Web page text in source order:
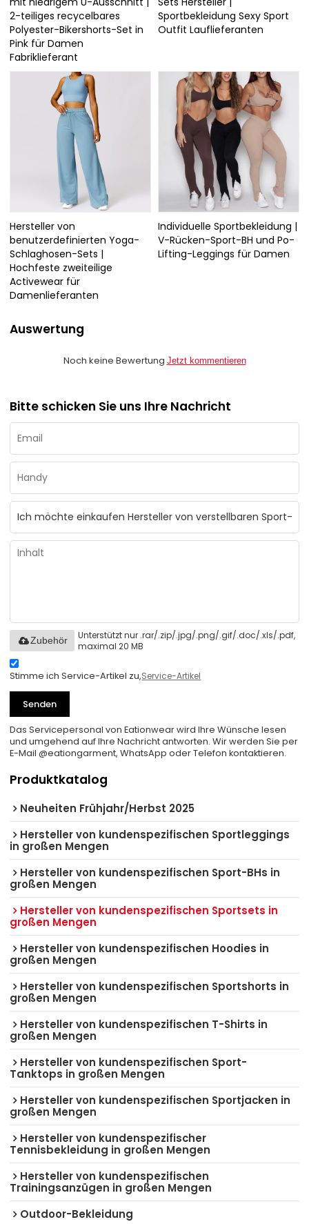
2-teiliges recycelbares
Polyester-Bikershorts-Set in
Pink für Damen
Fabriklieferant
Sportbekleidung Sexy Sport
Outfit Lauflieferanten
Hersteller von
benutzerdefinierten Yoga-
Schlaghosen-Sets |
Hochfeste zweiteilige
Activewear für
Damenlieferanten
Individuelle Sportbekleidung |
V-Rücken-Sport-BH und Po-
Lifting-Leggings für Damen
Auswertung
Noch keine Bewertung Jetzt kommentieren
Bitte schicken Sie uns Ihre Nachricht
Unterstützt nur .rar/.zip/.jpg/.png/.gif/.doc/.xls/.pdf,
maximal 20 MB
Zubehör
Stimme ich Service-Artikel zu,Service-Artikel
Senden
Das Servicepersonal von Eationwear wird Ihre Wünsche lesen
und umgehend auf Ihre Nachricht antworten. Wir werden Sie per
E-Mail @eationgarment, WhatsApp oder Telefon kontaktieren.
Produktkatalog
Neuheiten Frühjahr/Herbst 2025
Hersteller von kundenspezifischen Sportleggings
in großen Mengen
Hersteller von kundenspezifischen Sport-BHs in
großen Mengen
Hersteller von kundenspezifischen Sportsets in
großen Mengen
Hersteller von kundenspezifischen Hoodies in
großen Mengen
Hersteller von kundenspezifischen Sportshorts in
großen Mengen
Hersteller von kundenspezifischen T-Shirts in
großen Mengen
Hersteller von kundenspezifischen Sport-
Tanktops in großen Mengen
Hersteller von kundenspezifischen Sportjacken in
großen Mengen
Hersteller von kundenspezifischer
Tennisbekleidung in großen Mengen
Hersteller von kundenspezifischen
Trainingsanzügen in großen Mengen
Outdoor-Bekleidung